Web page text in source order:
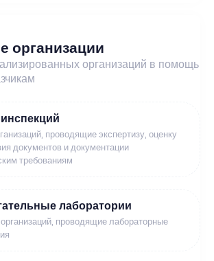
организации
организаций в помощь
проводящие экспертизу, оценку
документов и документации
требованиям
лаборатории
проводящие лабораторные